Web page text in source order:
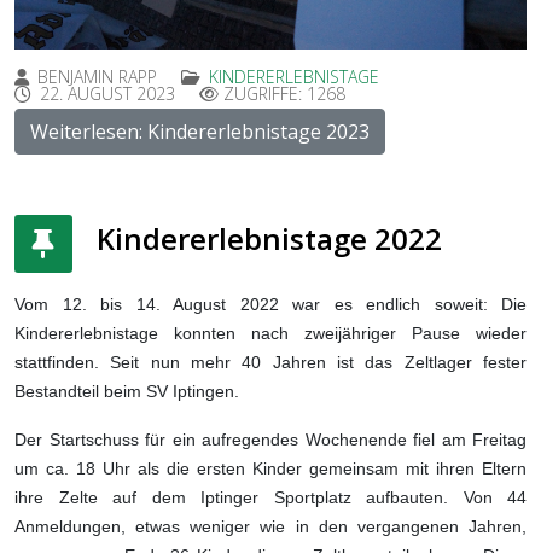
BENJAMIN RAPP KINDERERLEBNISTAGE
22. AUGUST 2023 ZUGRIFFE: 1268
Weiterlesen: Kindererlebnistage 2023
Kindererlebnistage 2022
Vom 12. bis 14. August 2022 war es endlich soweit: Die
Kindererlebnistage konnten nach zweijähriger Pause wieder
stattfinden. Seit nun mehr 40 Jahren ist das Zeltlager fester
Bestandteil beim SV Iptingen.
Der Startschuss für ein aufregendes Wochenende fiel am Freitag
um ca. 18 Uhr als die ersten Kinder gemeinsam mit ihren Eltern
ihre Zelte auf dem Iptinger Sportplatz aufbauten. Von 44
Anmeldungen, etwas weniger wie in den vergangenen Jahren,